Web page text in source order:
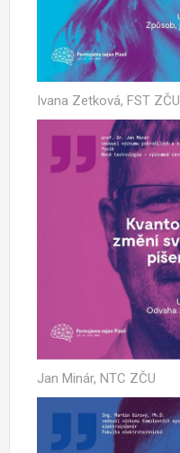
Ivana Zetková, FST ZČU
Jan Minár, NTC ZČU